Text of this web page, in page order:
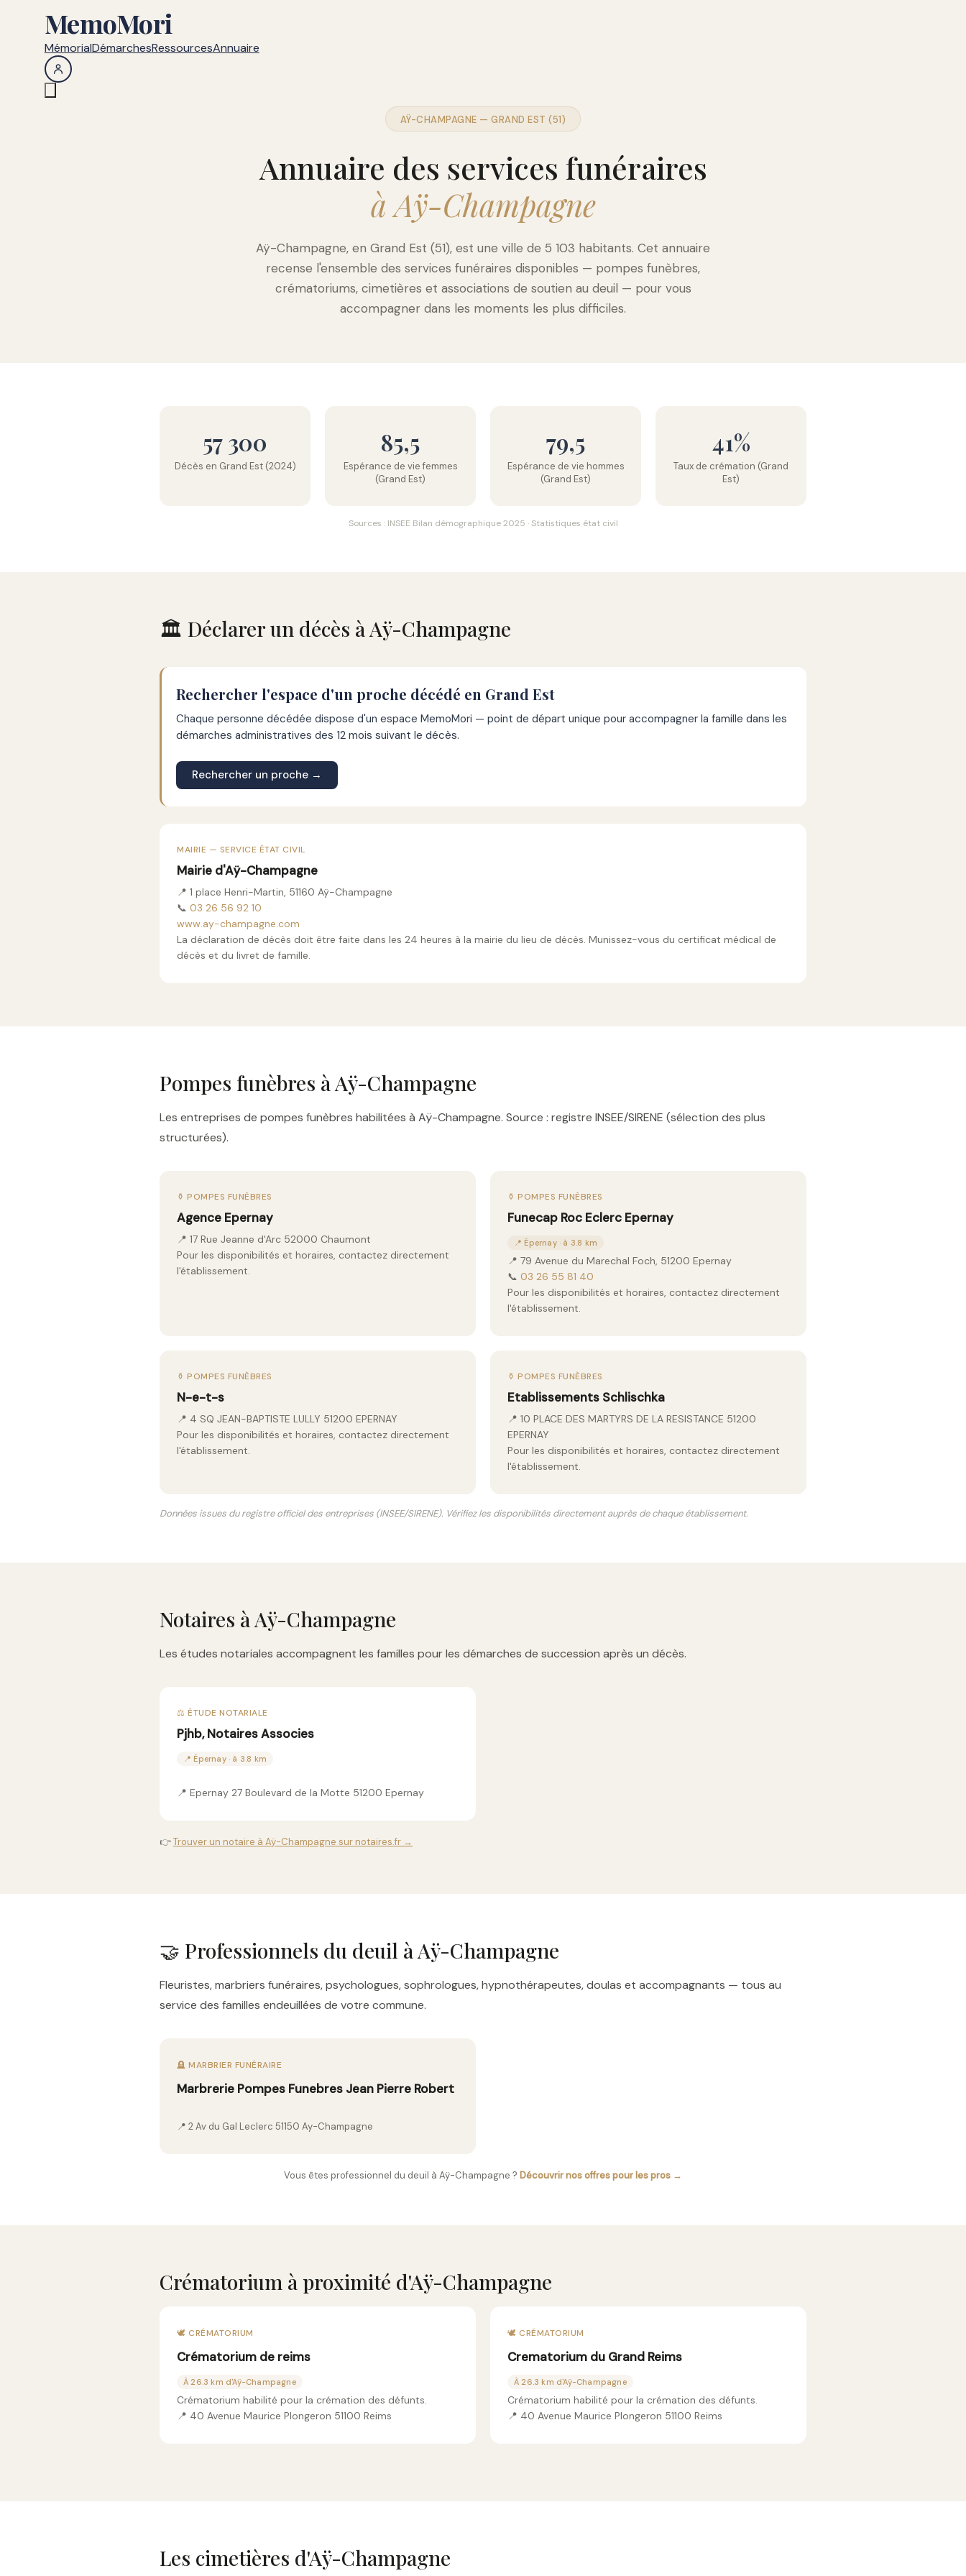
MemoMori
MémorialDémarchesRessourcesAnnuaire
AŸ-CHAMPAGNE — GRAND EST (51)
Annuaire des services funéraires
à Aÿ-Champagne
Aÿ-Champagne, en Grand Est (51), est une ville de 5 103 habitants. Cet annuaire
recense l'ensemble des services funéraires disponibles — pompes funèbres,
crématoriums, cimetières et associations de soutien au deuil — pour vous
accompagner dans les moments les plus difficiles.
57 300
Décès en Grand Est (2024)
85,5
Espérance de vie femmes
(Grand Est)
79,5
Espérance de vie hommes
(Grand Est)
41%
Taux de crémation (Grand
Est)
Sources : INSEE Bilan démographique 2025 · Statistiques état civil
🏛️ Déclarer un décès à Aÿ-Champagne
Rechercher l'espace d'un proche décédé en Grand Est
Chaque personne décédée dispose d'un espace MemoMori — point de départ unique pour accompagner la famille dans les
démarches administratives des 12 mois suivant le décès.
Rechercher un proche →
MAIRIE — SERVICE ÉTAT CIVIL
Mairie d'Aÿ-Champagne
📍 1 place Henri-Martin, 51160 Aÿ-Champagne
📞 03 26 56 92 10
www.ay-champagne.com
La déclaration de décès doit être faite dans les 24 heures à la mairie du lieu de décès. Munissez-vous du certificat médical de
décès et du livret de famille.
Pompes funèbres à Aÿ-Champagne
Les entreprises de pompes funèbres habilitées à Aÿ-Champagne. Source : registre INSEE/SIRENE (sélection des plus
structurées).
⚱️ POMPES FUNÈBRES
Agence Epernay
📍 17 Rue Jeanne d'Arc 52000 Chaumont
Pour les disponibilités et horaires, contactez directement
l'établissement.
⚱️ POMPES FUNÈBRES
Funecap Roc Eclerc Epernay
📍 Épernay · à 3.8 km
📍 79 Avenue du Marechal Foch, 51200 Epernay
📞 03 26 55 81 40
Pour les disponibilités et horaires, contactez directement
l'établissement.
⚱️ POMPES FUNÈBRES
N-e-t-s
📍 4 SQ JEAN-BAPTISTE LULLY 51200 EPERNAY
Pour les disponibilités et horaires, contactez directement
l'établissement.
⚱️ POMPES FUNÈBRES
Etablissements Schlischka
📍 10 PLACE DES MARTYRS DE LA RESISTANCE 51200
EPERNAY
Pour les disponibilités et horaires, contactez directement
l'établissement.
Données issues du registre officiel des entreprises (INSEE/SIRENE). Vérifiez les disponibilités directement auprès de chaque établissement.
Notaires à Aÿ-Champagne
Les études notariales accompagnent les familles pour les démarches de succession après un décès.
⚖️ ÉTUDE NOTARIALE
Pjhb, Notaires Associes
📍 Épernay · à 3.8 km
📍 Epernay 27 Boulevard de la Motte 51200 Epernay
👉Trouver un notaire à Aÿ-Champagne sur notaires.fr →
🤝 Professionnels du deuil à Aÿ-Champagne
Fleuristes, marbriers funéraires, psychologues, sophrologues, hypnothérapeutes, doulas et accompagnants — tous au
service des familles endeuillées de votre commune.
🪦 MARBRIER FUNÉRAIRE
Marbrerie Pompes Funebres Jean Pierre Robert
📍 2 Av du Gal Leclerc 51150 Ay-Champagne
Vous êtes professionnel du deuil à Aÿ-Champagne ? Découvrir nos offres pour les pros →
Crématorium à proximité d'Aÿ-Champagne
🕊️ CRÉMATORIUM
Crématorium de reims
À 26.3 km d'Aÿ-Champagne
Crématorium habilité pour la crémation des défunts.
📍 40 Avenue Maurice Plongeron 51100 Reims
🕊️ CRÉMATORIUM
Crematorium du Grand Reims
À 26.3 km d'Aÿ-Champagne
Crématorium habilité pour la crémation des défunts.
📍 40 Avenue Maurice Plongeron 51100 Reims
Les cimetières d'Aÿ-Champagne